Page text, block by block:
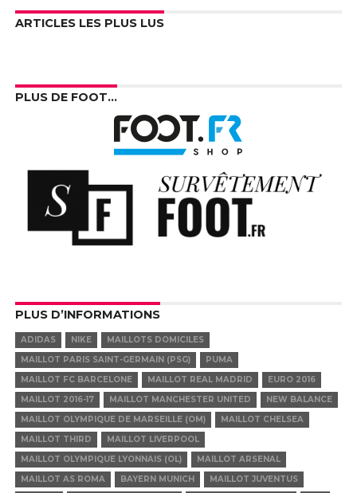
ARTICLES LES PLUS LUS
PLUS DE FOOT…
PLUS D’INFORMATIONS
ADIDAS NIKE
MAILLOTS DOMICILES
MAILLOT PARIS SAINT-GERMAIN (PSG)
PUMA
MAILLOT FC BARCELONE
MAILLOT REAL MADRID
EURO 2016
MAILLOT 2016-17
MAILLOT MANCHESTER UNITED
NEW BALANCE
MAILLOT OLYMPIQUE DE MARSEILLE (OM)
MAILLOT CHELSEA
MAILLOT THIRD
MAILLOT LIVERPOOL
MAILLOT OLYMPIQUE LYONNAIS (OL)
MAILLOT ARSENAL
MAILLOT AS ROMA
BAYERN MUNICH
MAILLOT JUVENTUS